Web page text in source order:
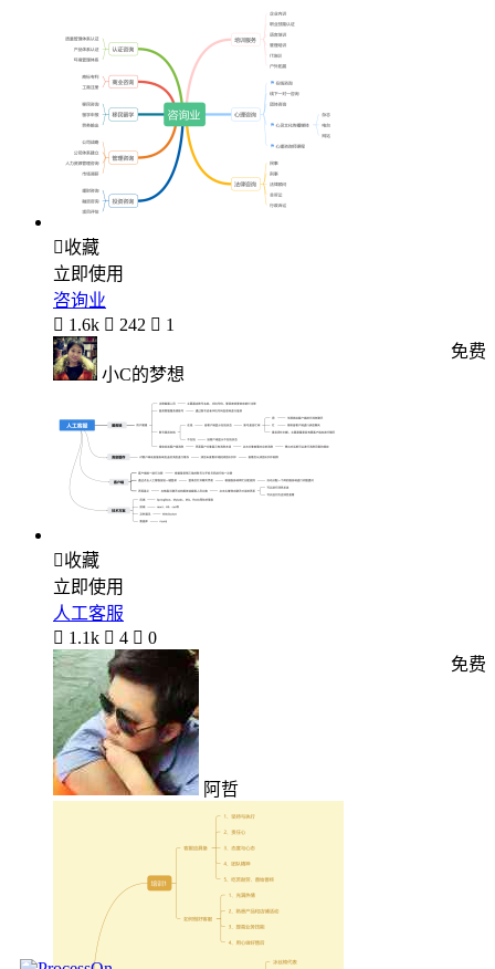
收藏
立即使用
咨询业
 1.6k  242  1
小C的梦想
免费
收藏
立即使用
人工客服
 1.1k  4  0
阿哲
免费